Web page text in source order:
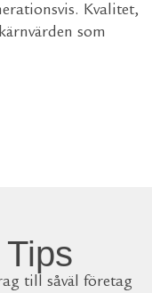
Kvalitet,
som
till såväl företag